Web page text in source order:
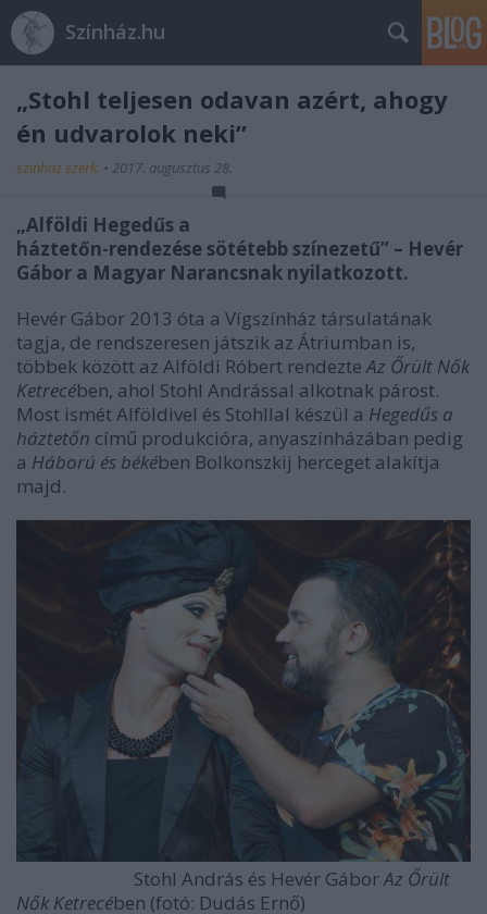
Színház.hu
„Stohl teljesen odavan azért, ahogy
én udvarolok neki”
szinhaz szerk. • 2017. augusztus 28.
„Alföldi Hegedűs a
háztetőn-rendezése sötétebb színezetű” – Hevér
Gábor a Magyar Narancsnak nyilatkozott.
Hevér Gábor 2013 óta a Vígszínház társulatának
tagja, de rendszeresen játszik az Átriumban is,
többek között az Alföldi Róbert rendezteAz Őrült Nők
Ketrecében, ahol Stohl Andrással alkotnak párost.
Most ismét Alföldivel és Stohllal készül a Hegedűs a
háztetőn című produkcióra, anyaszínházában pedig
a Háború és békében Bolkonszkij herceget alakítja
majd.
Stohl András és Hevér GáborAz Őrült
Nők Ketrecében (fotó: Dudás Ernő)